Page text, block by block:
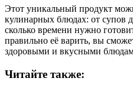
Этот уникальный продукт
кулинарных блюдах: от супов
сколько времени нужно
правильно её варить, вы
здоровыми и вкусными
Читайте также: